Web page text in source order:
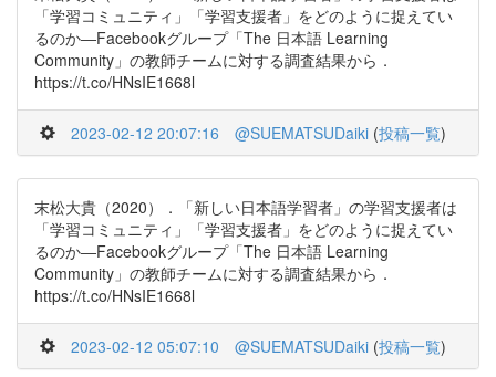
「学習コミュニティ」「学習支援者」をどのように捉えてい
るのか―Facebookグループ「The 日本語 Learning
Community」の教師チームに対する調査結果から．
https://t.co/HNsIE1668l
2023-02-12 20:07:16 @SUEMATSUDaiki (投稿一覧)
末松大貴（2020）．「新しい日本語学習者」の学習支援者は
「学習コミュニティ」「学習支援者」をどのように捉えてい
るのか―Facebookグループ「The 日本語 Learning
Community」の教師チームに対する調査結果から．
https://t.co/HNsIE1668l
2023-02-12 05:07:10 @SUEMATSUDaiki (投稿一覧)